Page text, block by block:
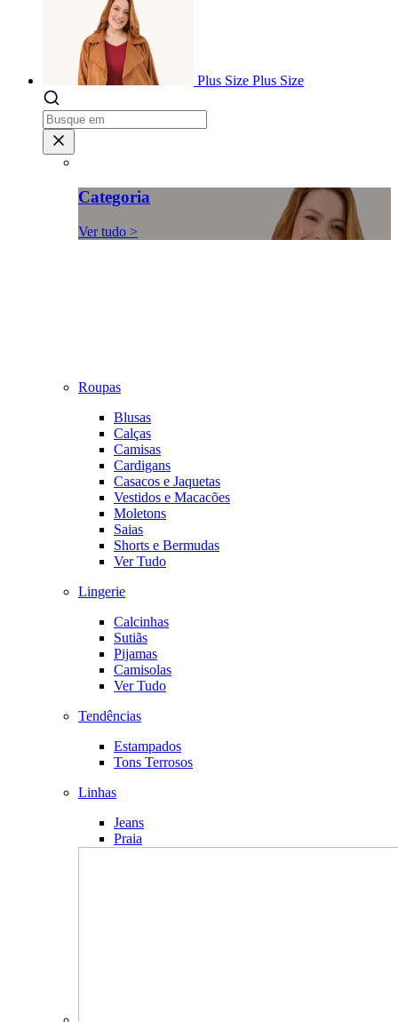
Plus Size Plus Size
Categoria
Ver tudo >
Roupas
Blusas
Calças
Camisas
Cardigans
Casacos e Jaquetas
Vestidos e Macacões
Moletons
Saias
Shorts e Bermudas
Ver Tudo
Lingerie
Calcinhas
Sutiãs
Pijamas
Camisolas
Ver Tudo
Tendências
Estampados
Tons Terrosos
Linhas
Jeans
Praia